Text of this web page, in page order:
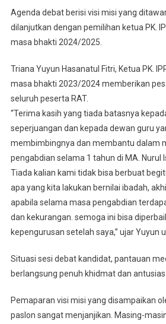
Agenda debat berisi visi misi yang
dilanjutkan dengan pemilihan ketua PK.
masa bhakti 2024/2025.
Triana Yuyun Hasanatul Fitri, Ketua PK.
masa bhakti 2023/2024 memberikan
seluruh peserta RAT.
“Terima kasih yang tiada batasnya
seperjuangan dan kepada dewan guru
membimbingnya dan membantu dalam
pengabdian selama 1 tahun di MA. Nurul
Tiada kalian kami tidak bisa berbuat
apa yang kita lakukan bernilai ibadah,
apabila selama masa pengabdian
dan kekurangan. semoga ini bisa
kepengurusan setelah saya,” ujar Yuyun
Situasi sesi debat kandidat, pantauan
berlangsung penuh khidmat dan antusias
Pemaparan visi misi yang disampaikan
paslon sangat menjanjikan. Masing-